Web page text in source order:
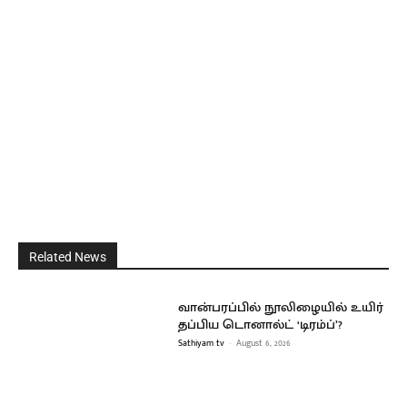
Related News
வான்பரப்பில் நூலிழையில் உயிர்
தப்பிய டொனால்ட் ‘டிரம்ப்’?
Sathiyam tv - August 6, 2026